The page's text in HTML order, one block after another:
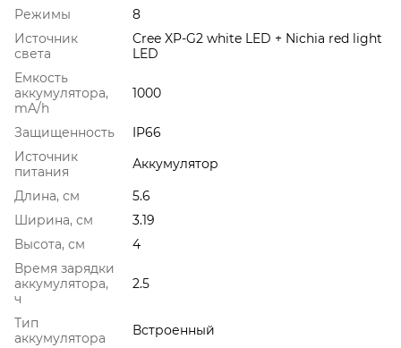
Режимы
8
Источник
света
Cree XP-G2 white LED + Nichia red light
LED
Емкость
аккумулятора,
mA/h
1000
Защищенность
IP66
Источник
питания
Аккумулятор
Длина, см
5.6
Ширина, см
3.19
Высота, см
4
Время зарядки
аккумулятора,
ч
2.5
Тип
аккумулятора
Встроенный